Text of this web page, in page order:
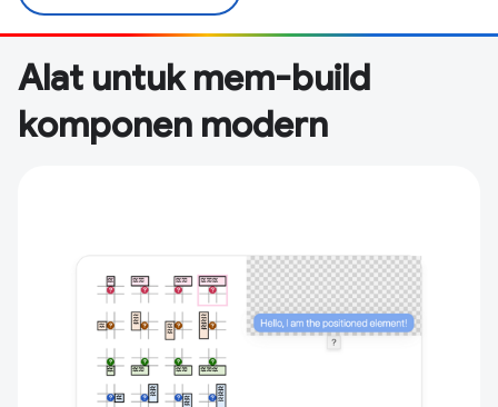
Alat untuk mem-build
komponen modern